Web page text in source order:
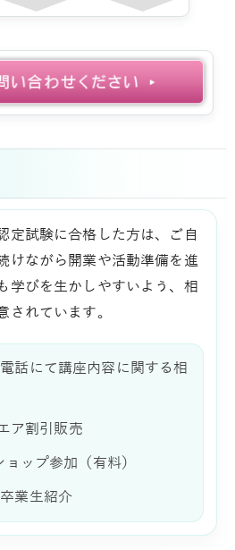
定試験に合格した方は、ご自
けながら開業や活動準備を進
学びを生かしやすいよう、相
されています。
話にて講座内容に関する相
割引販売
ップ参加（有料）
業生紹介